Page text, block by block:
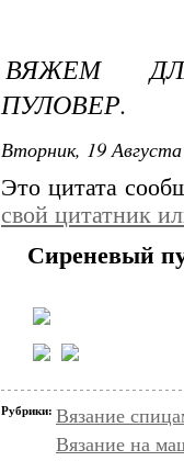
ВЯЖЕМ
ПУЛОВЕР.
Вторник, 19
Это цитата
свой цитатник
Сиреневый
Рубрики: Вязание
Вязание на